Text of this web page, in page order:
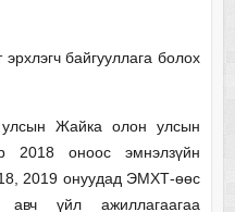
байгууллага болох
Жайка олон улсын
2018 оноос эмнэлзүйн
2019 онуудад ЭМХТ-өөс
авч үйл ажиллагаагаа